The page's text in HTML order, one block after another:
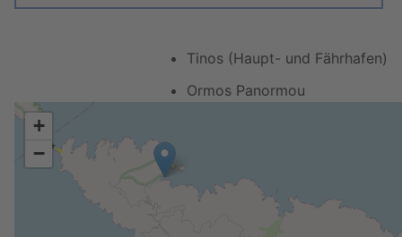
Tinos (Haupt- und Fährhafen)
Ormos Panormou
+
−